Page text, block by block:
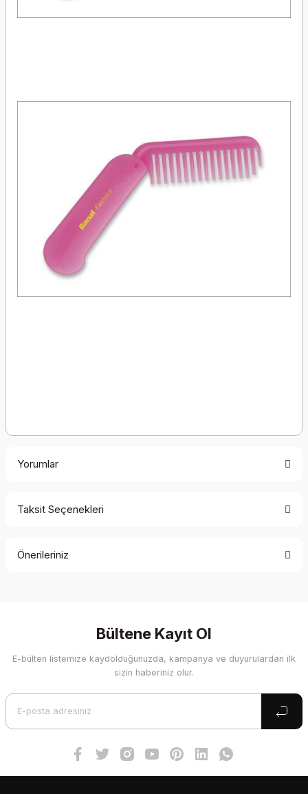
Yorumlar
Taksit Seçenekleri
Önerileriniz
Görüş ve önerileriniz için teşekkür ederiz.
Ürün resmi kalitesiz, bozuk veya görüntülenemiyor.
Bültene Kayıt Ol
E-bülten listemize kaydolduğunuzda, kampanya ve duyurulardan ilk
sizin haberiniz olur.